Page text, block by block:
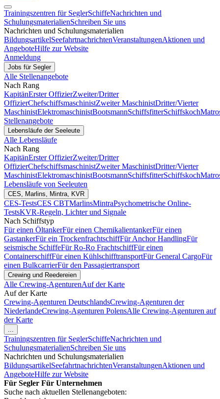
Trainingszentren für SeglerSchiffeNachrichten und
SchulungsmaterialienSchreiben Sie uns
Nachrichten und Schulungsmaterialien
BildungsartikelSeefahrtnachrichtenVeranstaltungenAktionen und
AngeboteHilfe zur Website
Anmeldung
Jobs für Segler
Alle Stellenangebote
Nach Rang
KapitänErster OffizierZweiter/Dritter
OffizierChefschiffsmaschinistZweiter MaschinistDritter/Vierter
MaschinistElektromaschinistBootsmannSchiffsfitterSchiffskoch
Stellenangebote
Lebensläufe der Seeleute
Alle Lebensläufe
Nach Rang
KapitänErster OffizierZweiter/Dritter
OffizierChefschiffsmaschinistZweiter MaschinistDritter/Vierter
MaschinistElektromaschinistBootsmannSchiffsfitterSchiffskoch
Lebensläufe von Seeleuten
CES, Marlins, Mintra, KVR
CES-TestsCES CBTMarlinsMintraPsychometrische Online-
TestsKVR-Regeln, Lichter und Signale
Nach Schiffstyp
Für einen ÖltankerFür einen ChemikalientankerFür einen
GastankerFür ein TrockenfrachtschiffFür Anchor HandlingFür
seismische SchiffeFür Ro-Ro FrachtschiffFür einen
ContainerschiffFür einen KühlschifftransportFür General CargoFür
einen BulkcarrierFür den Passagiertransport
Crewing und Reedereien
Alle Crewing-AgenturenAuf der Karte
Auf der Karte
Crewing-Agenturen DeutschlandsCrewing-Agenturen der
NiederlandeCrewing-Agenturen PolensAlle Crewing-Agenturen auf
der Karte
...
Trainingszentren für SeglerSchiffeNachrichten und
SchulungsmaterialienSchreiben Sie uns
Nachrichten und Schulungsmaterialien
BildungsartikelSeefahrtnachrichtenVeranstaltungenAktionen und
AngeboteHilfe zur Website
Für Segler Für Unternehmen
Suche nach aktuellen Stellenangeboten: